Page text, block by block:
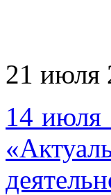
21 июля
14 июля